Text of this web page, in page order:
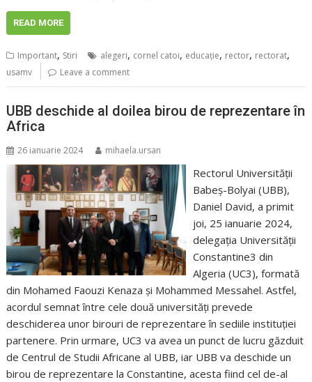
READ MORE
Important, Stiri alegeri, cornel catoi, educaţie, rector, rectorat,
usamv Leave a comment
UBB deschide al doilea birou de reprezentare în
Africa
26 ianuarie 2024 mihaela.ursan
Rectorul Universității
Babeș-Bolyai (UBB),
Daniel David, a primit
joi, 25 ianuarie 2024,
delegația Universității
Constantine3 din
Algeria (UC3), formată
din Mohamed Faouzi Kenaza și Mohammed Messahel. Astfel,
acordul semnat între cele două universități prevede
deschiderea unor birouri de reprezentare în sediile instituției
partenere. Prin urmare, UC3 va avea un punct de lucru găzduit
de Centrul de Studii Africane al UBB, iar UBB va deschide un
birou de reprezentare la Constantine, acesta fiind cel de-al